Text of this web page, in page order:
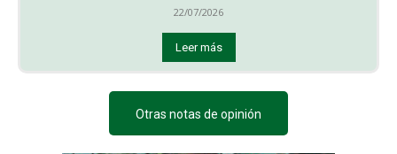
22/07/2026
Leer más
Otras notas de opinión